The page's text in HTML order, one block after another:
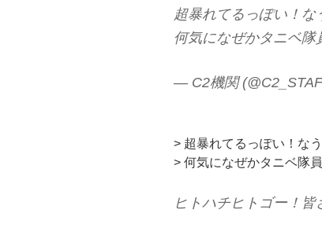
超暴れてるっぽい！な
何気になぜかタニベ隊
— C2機関
> 超暴れてるっぽい！なう
> 何気になぜかタニベ隊
ヒトハチヒトゴー！皆